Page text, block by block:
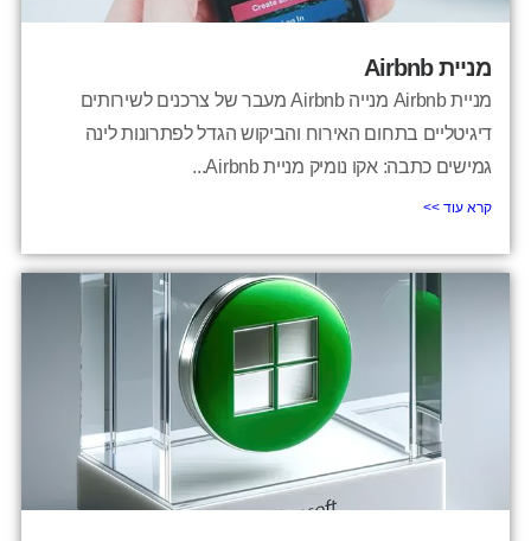
מניית Airbnb
מניית Airbnb מנייה Airbnb מעבר של צרכנים לשירותים
דיגיטליים בתחום האירוח והביקוש הגדל לפתרונות לינה
גמישים כתבה: אקו נומיק מניית Airbnb...
קרא עוד >>